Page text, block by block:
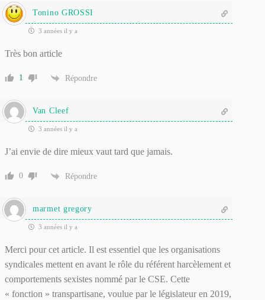
Tonino GROSSI
3 années il y a
Très bon article
1 Répondre
Van Cleef
3 années il y a
J’ai envie de dire mieux vaut tard que jamais.
0 Répondre
marmet gregory
3 années il y a
Merci pour cet article. Il est essentiel que les organisations
syndicales mettent en avant le rôle du référent harcèlement et
comportements sexistes nommé par le CSE. Cette
« fonction » transpartisane, voulue par le législateur en 2019,